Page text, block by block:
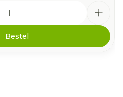
Bestel